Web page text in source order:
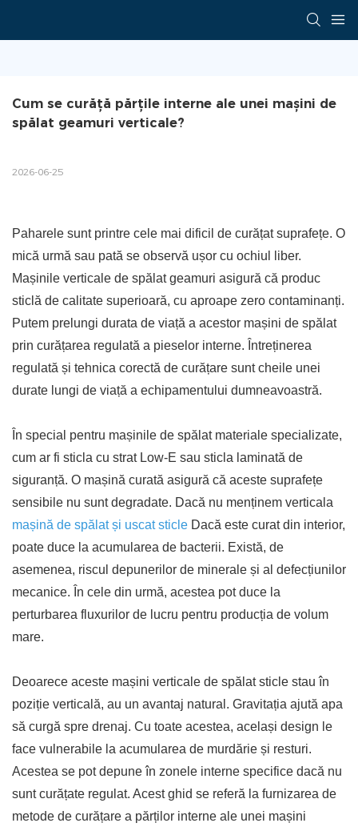
Cum se curăță părțile interne ale unei mașini de
spălat geamuri verticale?
2026-06-25
Paharele sunt printre cele mai dificil de curățat suprafețe. O
mică urmă sau pată se observă ușor cu ochiul liber.
Mașinile verticale de spălat geamuri asigură că produc
sticlă de calitate superioară, cu aproape zero contaminanți.
Putem prelungi durata de viață a acestor mașini de spălat
prin curățarea regulată a pieselor interne. Întreținerea
regulată și tehnica corectă de curățare sunt cheile unei
durate lungi de viață a echipamentului dumneavoastră.
În special pentru mașinile de spălat materiale specializate,
cum ar fi sticla cu strat Low-E sau sticla laminată de
siguranță. O mașină curată asigură că aceste suprafețe
sensibile nu sunt degradate. Dacă nu menținem verticala
mașină de spălat și uscat sticle Dacă este curat din interior,
poate duce la acumularea de bacterii. Există, de
asemenea, riscul depunerilor de minerale și al defecțiunilor
mecanice. În cele din urmă, acestea pot duce la
perturbarea fluxurilor de lucru pentru producția de volum
mare.
Deoarece aceste mașini verticale de spălat sticle stau în
poziție verticală, au un avantaj natural. Gravitația ajută apa
să curgă spre drenaj. Cu toate acestea, același design le
face vulnerabile la acumularea de murdărie și resturi.
Acestea se pot depune în zonele interne specifice dacă nu
sunt curățate regulat. Acest ghid se referă la furnizarea de
metode de curățare a părților interne ale unei mașini